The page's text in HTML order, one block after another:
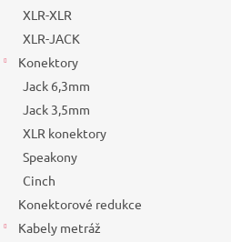
XLR-XLR
XLR-JACK
Konektory
Jack 6,3mm
Jack 3,5mm
XLR konektory
Speakony
Cinch
Konektorové redukce
Kabely metráž